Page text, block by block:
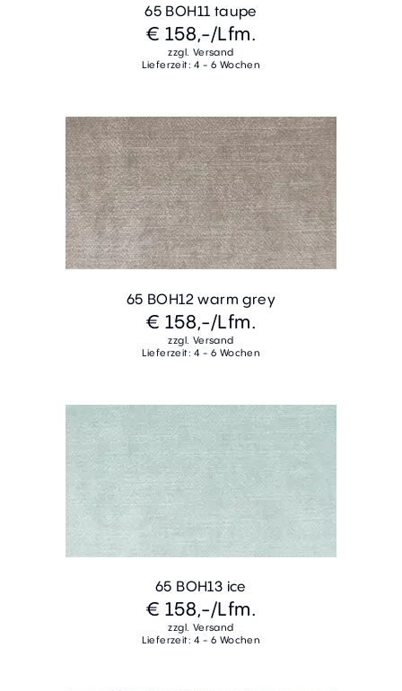
65 BOH11 taupe
€ 158,-/Lfm.
zzgl. Versand
Lieferzeit: 4 - 6 Wochen
65 BOH12 warm grey
€ 158,-/Lfm.
zzgl. Versand
Lieferzeit: 4 - 6 Wochen
65 BOH13 ice
€ 158,-/Lfm.
zzgl. Versand
Lieferzeit: 4 - 6 Wochen